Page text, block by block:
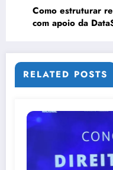
Como estruturar
com apoio da
RELATED POSTS